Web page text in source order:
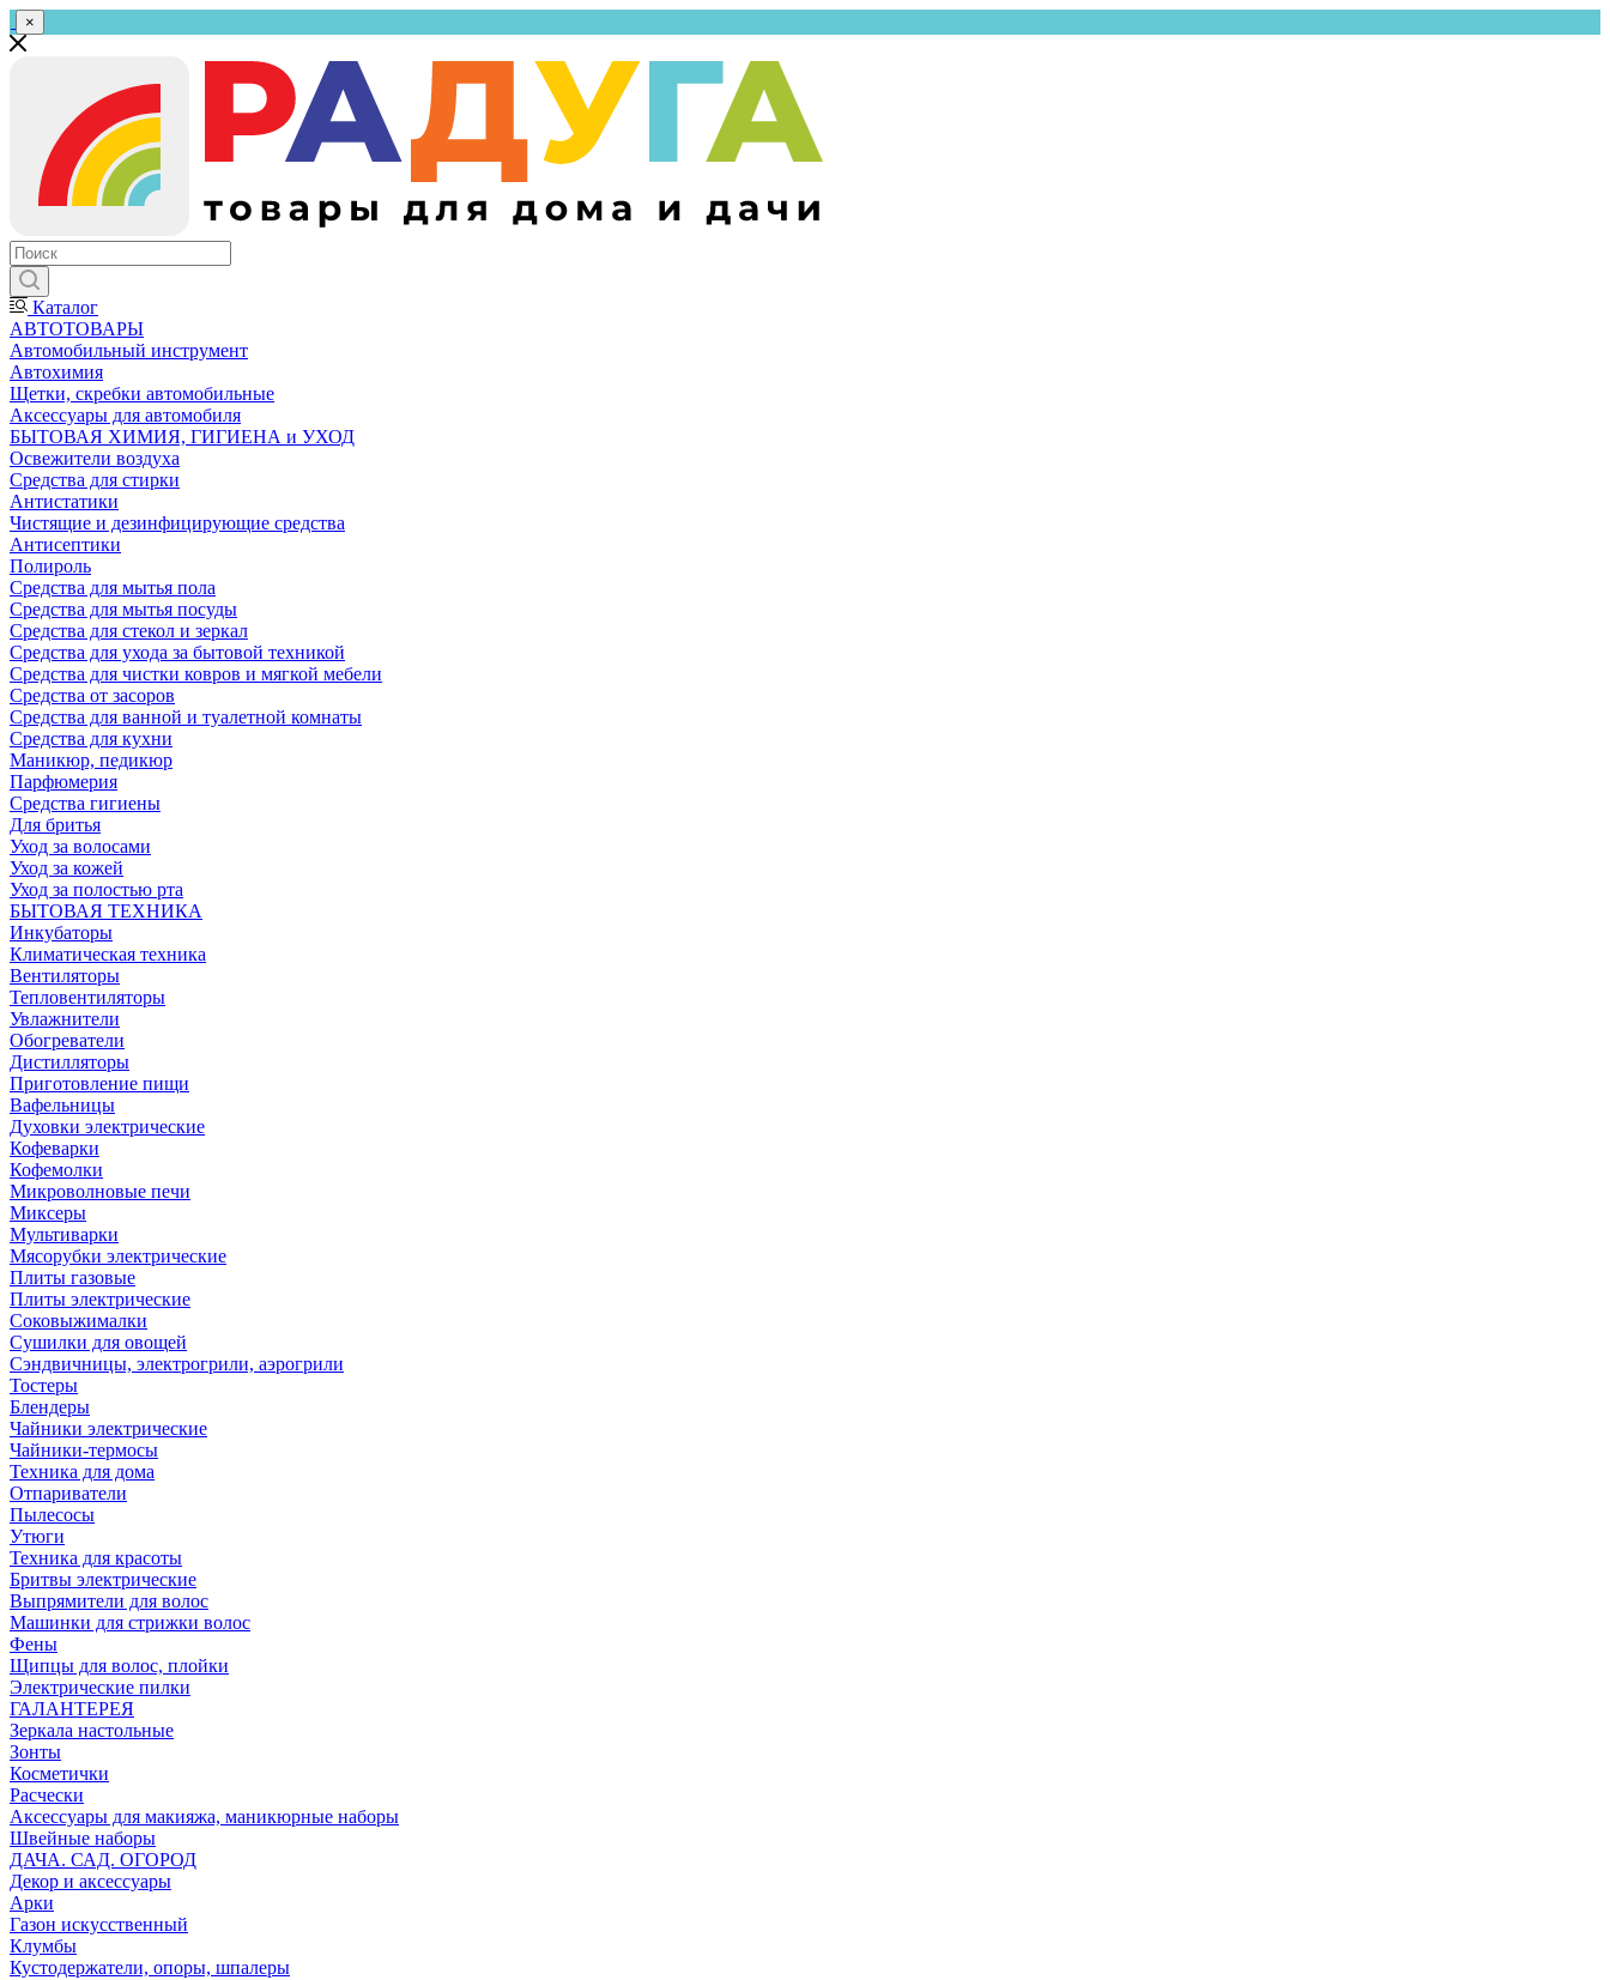
×
Каталог
АВТОТОВАРЫ
Автомобильный инструмент
Автохимия
Щетки, скребки автомобильные
Аксессуары для автомобиля
БЫТОВАЯ ХИМИЯ, ГИГИЕНА и УХОД
Освежители воздуха
Средства для стирки
Антистатики
Чистящие и дезинфицирующие средства
Антисептики
Полироль
Средства для мытья пола
Средства для мытья посуды
Средства для стекол и зеркал
Средства для ухода за бытовой техникой
Средства для чистки ковров и мягкой мебели
Средства от засоров
Средства для ванной и туалетной комнаты
Средства для кухни
Маникюр, педикюр
Парфюмерия
Средства гигиены
Для бритья
Уход за волосами
Уход за кожей
Уход за полостью рта
БЫТОВАЯ ТЕХНИКА
Инкубаторы
Климатическая техника
Вентиляторы
Тепловентиляторы
Увлажнители
Обогреватели
Дистилляторы
Приготовление пищи
Вафельницы
Духовки электрические
Кофеварки
Кофемолки
Микроволновые печи
Миксеры
Мультиварки
Мясорубки электрические
Плиты газовые
Плиты электрические
Соковыжималки
Сушилки для овощей
Сэндвичницы, электрогрили, аэрогрили
Тостеры
Блендеры
Чайники электрические
Чайники-термосы
Техника для дома
Отпариватели
Пылесосы
Утюги
Техника для красоты
Бритвы электрические
Выпрямители для волос
Машинки для стрижки волос
Фены
Щипцы для волос, плойки
Электрические пилки
ГАЛАНТЕРЕЯ
Зеркала настольные
Зонты
Косметички
Расчески
Аксессуары для макияжа, маникюрные наборы
Швейные наборы
ДАЧА. САД. ОГОРОД
Декор и аксессуары
Арки
Газон искусственный
Клумбы
Кустодержатели, опоры, шпалеры